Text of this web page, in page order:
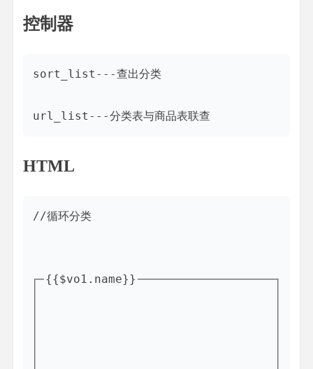
控制器
sort_list---查出分类
url_list---分类表与商品表联查
HTML
{{$vo1.name}}